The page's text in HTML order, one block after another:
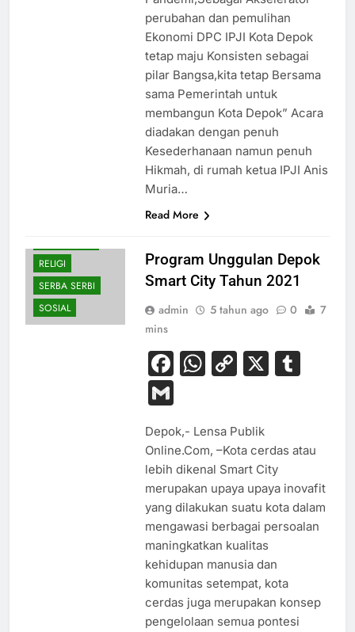
perubahan dan pemulihan
Ekonomi DPC IPJI Kota Depok
tetap maju Konsisten sebagai
pilar Bangsa,kita tetap Bersama
sama Pemerintah untuk
membangun Kota Depok” Acara
diadakan dengan penuh
Kesederhanaan namun penuh
Hikmah, di rumah ketua IPJI Anis
Muria…
Read More
RELIGI
SERBA SERBI
SOSIAL
Program Unggulan Depok
Smart City Tahun 2021
admin 5 tahun ago 0
7
mins
Facebook
WhatsApp
Copy
X
Gmail
Depok,- Lensa Publik
Online.Com, –Kota cerdas atau
lebih dikenal Smart City
merupakan upaya upaya inovafit
yang dilakukan suatu kota dalam
mengawasi berbagai persoalan
maningkatkan kualitas
kehidupan manusia dan
komunitas setempat, kota
cerdas juga merupakan konsep
pengelolaan semua pontesi